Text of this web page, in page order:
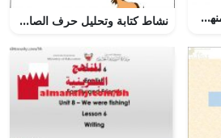
خطة المحتوى التدريسي للمنهج (مهارات حياتية) التاسع نشاط كتابة وتحليل حرف الصاد (لغة عربية) الأول